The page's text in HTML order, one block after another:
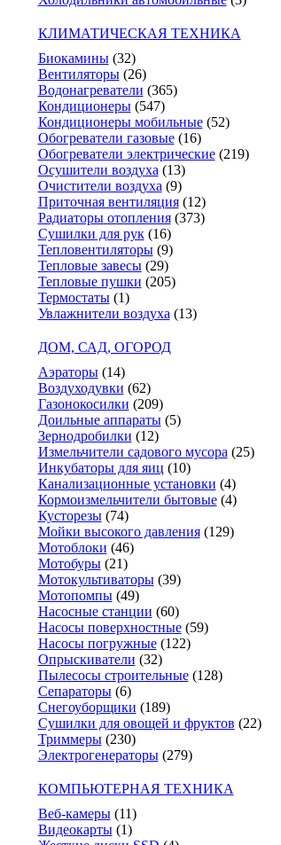
КЛИМАТИЧЕСКАЯ ТЕХНИКА
Биокамины (32)
Вентиляторы (26)
Водонагреватели (365)
Кондиционеры (547)
Кондиционеры мобильные (52)
Обогреватели газовые (16)
Обогреватели электрические (219)
Осушители воздуха (13)
Очистители воздуха (9)
Приточная вентиляция (12)
Радиаторы отопления (373)
Сушилки для рук (16)
Тепловентиляторы (9)
Тепловые завесы (29)
Тепловые пушки (205)
Термостаты (1)
Увлажнители воздуха (13)
ДОМ, САД, ОГОРОД
Аэраторы (14)
Воздуходувки (62)
Газонокосилки (209)
Доильные аппараты (5)
Зернодробилки (12)
Измельчители садового мусора (25)
Инкубаторы для яиц (10)
Канализационные установки (4)
Кормоизмельчители бытовые (4)
Кусторезы (74)
Мойки высокого давления (129)
Мотоблоки (46)
Мотобуры (21)
Мотокультиваторы (39)
Мотопомпы (49)
Насосные станции (60)
Насосы поверхностные (59)
Насосы погружные (122)
Опрыскиватели (32)
Пылесосы строительные (128)
Сепараторы (6)
Снегоуборщики (189)
Сушилки для овощей и фруктов (22)
Триммеры (230)
Электрогенераторы (279)
КОМПЬЮТЕРНАЯ ТЕХНИКА
Веб-камеры (11)
Видеокарты (1)